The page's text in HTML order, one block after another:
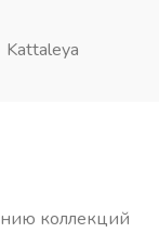
Kattaleya
коллекций